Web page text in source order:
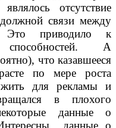
отсутствие
связи между
Это приводило к
способностей. А
что казавшееся
по мере роста
для рекламы и
в плохого
данные о
данные о